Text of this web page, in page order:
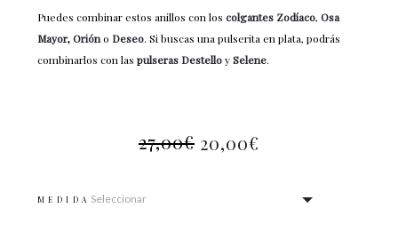
Puedes combinar estos anillos con los colgantes Zodíaco, Osa
Mayor, Orióno Deseo. Si buscas una pulserita en plata, podrás
combinarlos con las pulseras DestelloySelene.
27,00€ 20,00€
MEDIDA